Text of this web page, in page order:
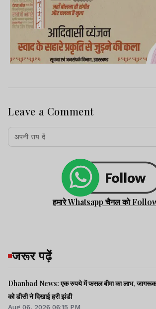
Leave a Comment
हमारे Whatsapp चैनल को
जरूर पढ़ें
Dhanbad News: एक रुपये में फसल बीमा का लाभ,
को डीसी ने दिखाई हरी झंडी
Aug 06, 2026 06:15 PM